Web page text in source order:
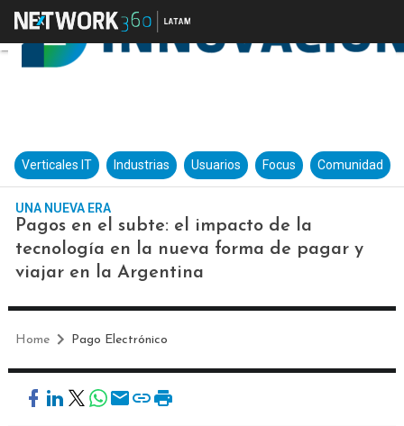
Verticales IT Industrias Usuarios Focus Comunidad
UNA NUEVA ERA
Pagos en el subte: el impacto de la
tecnología en la nueva forma de pagar y
viajar en la Argentina
Home Pago Electrónico